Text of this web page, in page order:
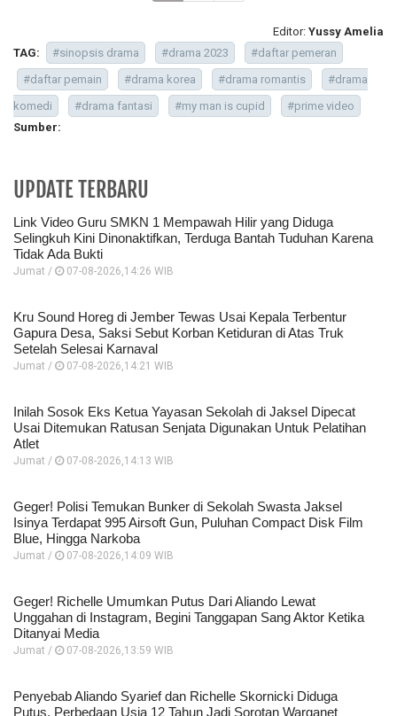
Editor: Yussy Amelia
TAG:
#sinopsis drama #drama 2023
#daftar pemeran
#daftar pemain
#drama korea #drama romantis
#drama
komedi
#drama fantasi #my man is cupid
#prime video
Sumber:
UPDATE TERBARU
Link Video Guru SMKN 1 Mempawah Hilir yang Diduga
Selingkuh Kini Dinonaktifkan, Terduga Bantah Tuduhan Karena
Tidak Ada Bukti
Jumat / 07-08-2026,14:26 WIB
Kru Sound Horeg di Jember Tewas Usai Kepala Terbentur
Gapura Desa, Saksi Sebut Korban Ketiduran di Atas Truk
Setelah Selesai Karnaval
Jumat / 07-08-2026,14:21 WIB
Inilah Sosok Eks Ketua Yayasan Sekolah di Jaksel Dipecat
Usai Ditemukan Ratusan Senjata Digunakan Untuk Pelatihan
Atlet
Jumat / 07-08-2026,14:13 WIB
Geger! Polisi Temukan Bunker di Sekolah Swasta Jaksel
Isinya Terdapat 995 Airsoft Gun, Puluhan Compact Disk Film
Blue, Hingga Narkoba
Jumat / 07-08-2026,14:09 WIB
Geger! Richelle Umumkan Putus Dari Aliando Lewat
Unggahan di Instagram, Begini Tanggapan Sang Aktor Ketika
Ditanyai Media
Jumat / 07-08-2026,13:59 WIB
Penyebab Aliando Syarief dan Richelle Skornicki Diduga
Putus, Perbedaan Usia 12 Tahun Jadi Sorotan Warganet